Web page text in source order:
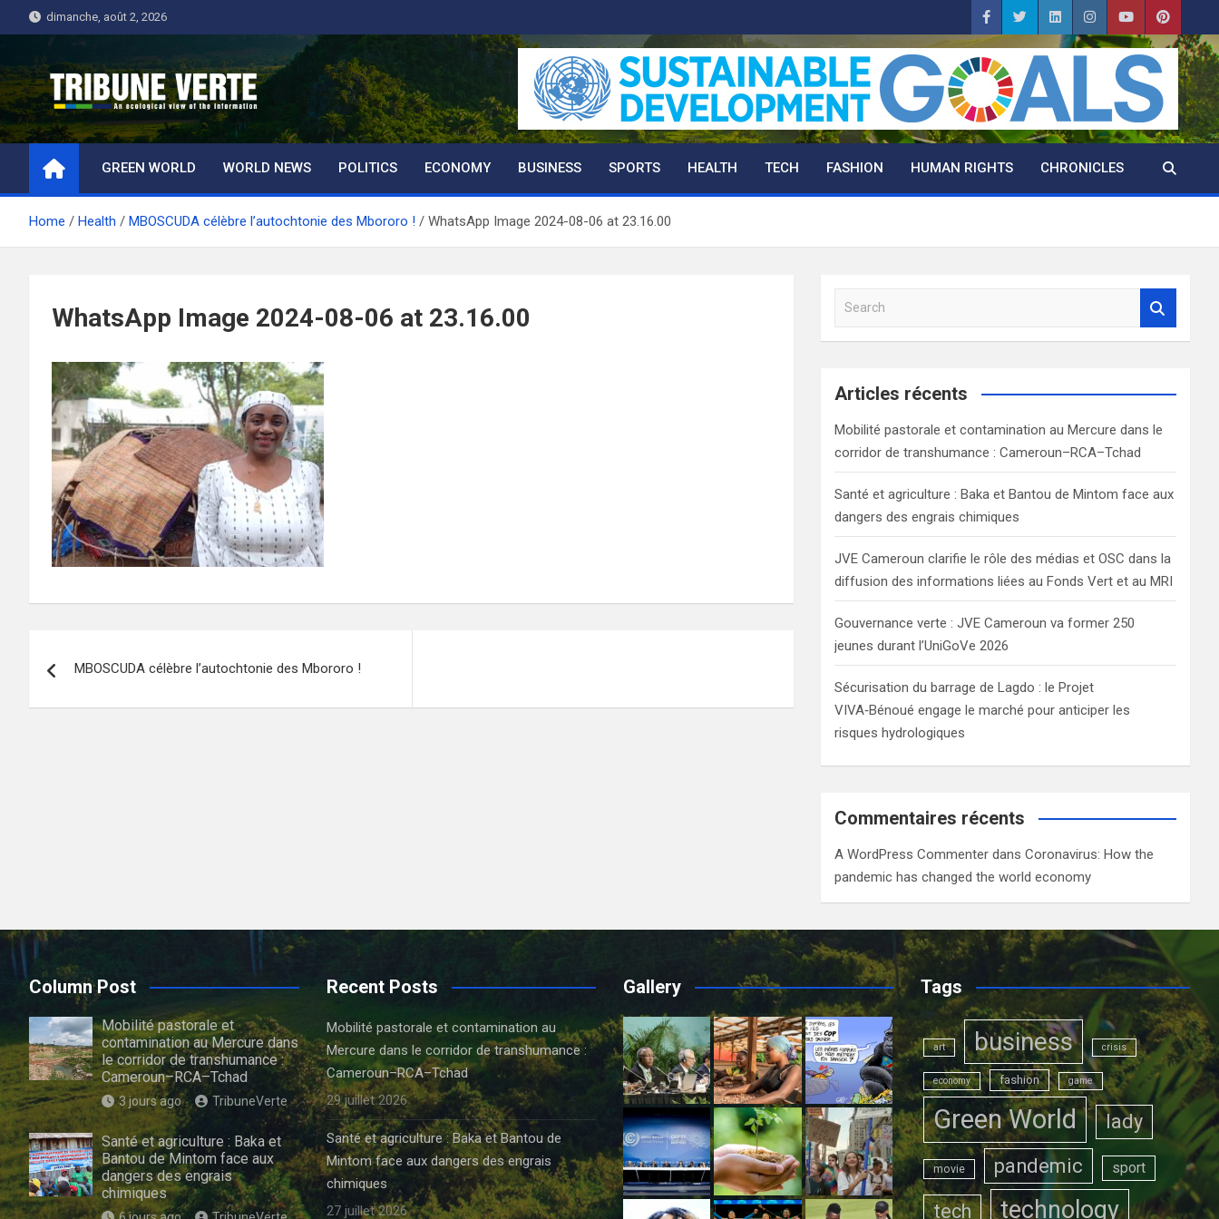
to
dimanche, août 2, 2026
Tribune Verte
Un regard écologique de l'information
GREEN WORLD WORLD NEWS POLITICS ECONOMY BUSINESS SPORTS HEALTH TECH FASHION HUMAN RIGHTS CHRONICLES
Home Health MBOSCUDA célèbre l’autochtonie des Mbororo ! WhatsApp Image 2024-08-06 at 23.16.00
WhatsApp Image 2024-08-06 at 23.16.00
de
MBOSCUDA célèbre l’autochtonie des Mbororo !
a
c
Articles récents
Mobilité pastorale et contamination au Mercure dans le
corridor de transhumance : Cameroun–RCA–Tchad
Santé et agriculture : Baka et Bantou de Mintom face aux
dangers des engrais chimiques
JVE Cameroun clarifie le rôle des médias et OSC dans la
diffusion des informations liées au Fonds Vert et au MRI
Gouvernance verte : JVE Cameroun va former 250
jeunes durant l’UniGoVe 2026
Sécurisation du barrage de Lagdo : le Projet
VIVA‑Bénoué engage le marché pour anticiper les
risques hydrologiques
Commentaires récents
A WordPress Commenter dansCoronavirus: How the
pandemic has changed the world economy
Column Post
Mobilité pastorale et
contamination au Mercure dans
le corridor de transhumance :
Cameroun–RCA–Tchad
3 jours ago TribuneVerte
Santé et agriculture : Baka et
Bantou de Mintom face aux
dangers des engrais
chimiques
Recent Posts
Mobilité pastorale et contamination au
Mercure dans le corridor de transhumance :
Cameroun–RCA–Tchad
29 juillet 2026
Santé et agriculture : Baka et Bantou de
Mintom face aux dangers des engrais
chimiques
27 juillet 2026
Gallery Tags
art business crisis
economy fashion game
Green World lady
movie pandemic sport
tech technology